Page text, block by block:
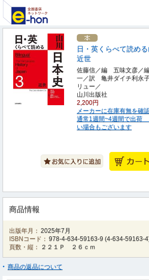
日・英くらべて読め
近世
佐藤信／編 五味文彦／
一／訳 亀井ダイチ利永
リュー／
山川出版社
2,200円
メーカーに在庫有無を確
通常1週間~4週間で出荷
い場合もございます
商品情報
出版年月： 2025年7月
ISBNコード： 978-4-634-59163-9 (4-634-59163-4
頁数・縦：
２２１Ｐ ２６ｃｍ
商品の返品について